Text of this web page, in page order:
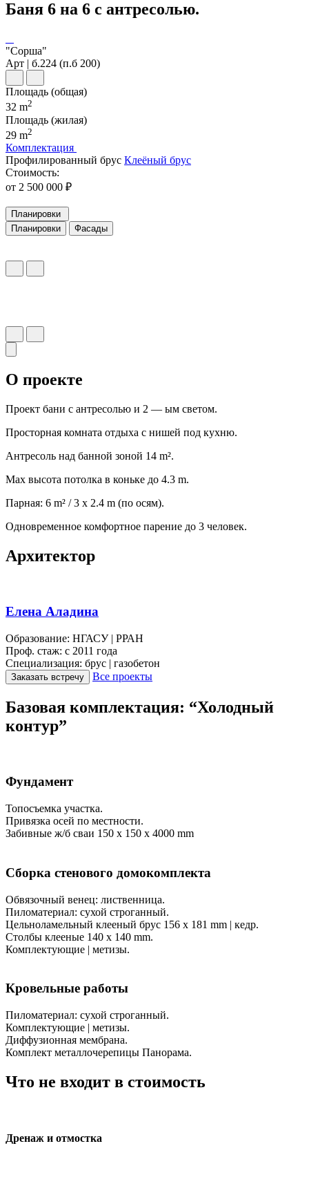
Баня 6 на 6 с антресолью.
"Сорша"
Арт | б.224 (п.б 200)
Площадь (общая)
32 m2
Площадь (жилая)
29 m2
Комплектация
Профилированный брус Клеёный брус
Стоимость:
от 2 500 000 ₽
Планировки
Планировки
Фасады
О проекте
Проект бани с антресолью и 2 — ым светом.
Просторная комната отдыха с нишей под кухню.
Антресоль над банной зоной 14 m².
Мах высота потолка в коньке до 4.3 m.
Парная: 6 m² / 3 х 2.4 m (по осям).
Одновременное комфортное парение до 3 человек.
Архитектор
Елена Аладина
Образование: НГАСУ | РРАН
Проф. стаж: с 2011 года
Специализация: брус | газобетон
Заказать встречу Все проекты
Базовая комплектация: “Холодный
контур”
Фундамент
Топосъемка участка.
Привязка осей по местности.
Забивные ж/б сваи 150 х 150 х 4000 mm
Сборка стенового домокомплекта
Обвязочный венец: лиственница.
Пиломатериал: сухой строганный.
Цельноламельный клееный брус 156 х 181 mm | кедр.
Столбы клееные 140 х 140 mm.
Комплектующие | метизы.
Кровельные работы
Пиломатериал: сухой строганный.
Комплектующие | метизы.
Диффузионная мембрана.
Комплект металлочерепицы Панорама.
Что не входит в стоимость
Дренаж и отмостка